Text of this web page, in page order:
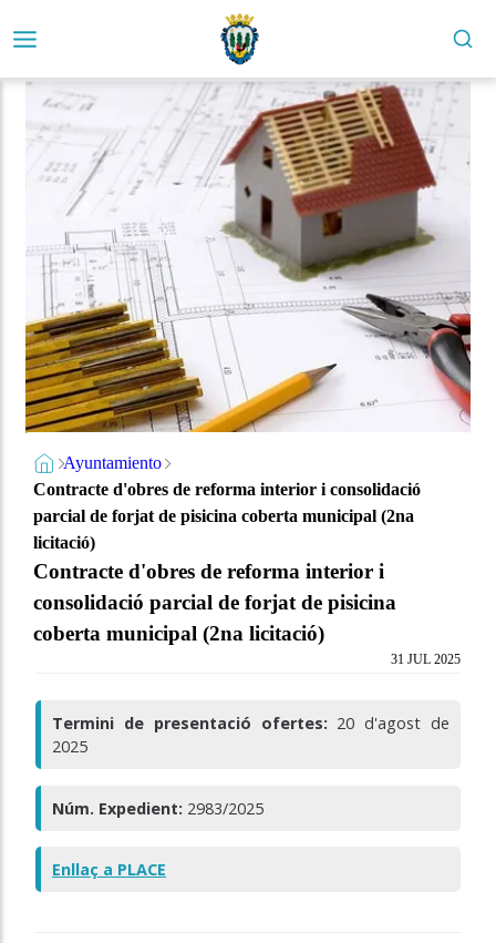
Ayuntamiento
Contracte d'obres de reforma interior i consolidació
parcial de forjat de pisicina coberta municipal (2na
licitació)
Contracte d'obres de reforma interior i
consolidació parcial de forjat de pisicina
coberta municipal (2na licitació)
31 JUL 2025
Termini de presentació ofertes: 20 d'agost de
2025
Núm. Expedient: 2983/2025
Enllaç a PLACE